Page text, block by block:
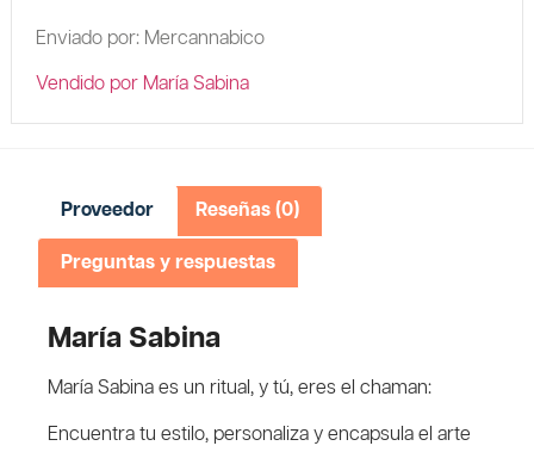
Enviado por: Mercannabico
Vendido por María Sabina
Proveedor Reseñas (0)
Preguntas y respuestas
María Sabina
María Sabina es un ritual, y tú, eres el chaman:
Encuentra tu estilo, personaliza y encapsula el arte